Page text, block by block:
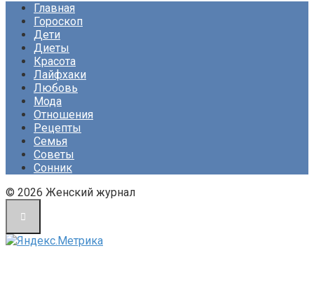
Главная
Гороскоп
Дети
Диеты
Красота
Лайфхаки
Любовь
Мода
Отношения
Рецепты
Семья
Советы
Сонник
© 2026 Женский журнал